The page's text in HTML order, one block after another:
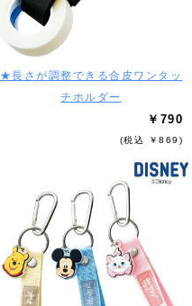
★長さが調整できる合皮ワンタッ
チホルダー
￥790
(税込 ￥869)